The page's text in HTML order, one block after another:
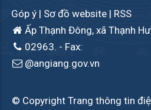
Góp ý | Sơ đồ website | RSS
Ấp Thạnh Đông, xã Thạnh
02963. - Fax:
@angiang.gov.vn
© Copyright Trang thông tin